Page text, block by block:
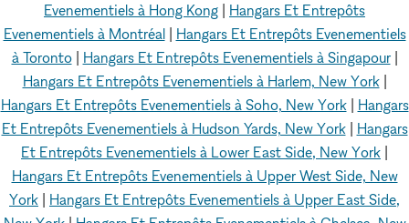
Evenementiels à Hong Kong
Hangars Et Entrepôts
Evenementiels à Montréal| Hangars Et Entrepôts Evenementiels
à Toronto| Hangars Et Entrepôts Evenementiels à Singapour|
Hangars Et Entrepôts Evenementiels à Harlem, New York|
Hangars Et Entrepôts Evenementiels à Soho, New York| Hangars
Et Entrepôts Evenementiels à Hudson Yards, New York| Hangars
Et Entrepôts Evenementiels à Lower East Side, New York
Hangars Et Entrepôts Evenementiels à Upper West Side, New
York
Hangars Et Entrepôts Evenementiels à Upper East Side,